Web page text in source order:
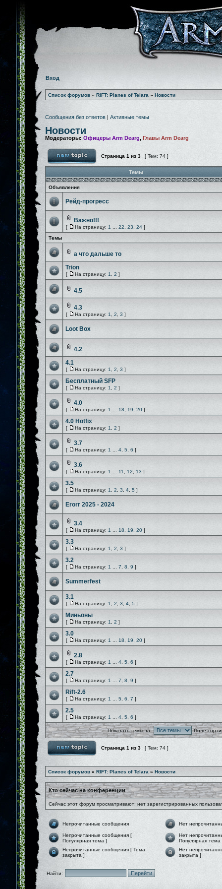
Вход
Список форумов » RIFT: Planes of Telara » Новости
Сообщения без ответов | Активные темы
Новости
Модераторы: Офицеры Arm Dearg, Главы Arm Dearg
Страница 1 из 3 [ Тем: 74 ]
Темы
Объявления
Рейд-прогресс
Важно!!!
[ На страницу: 1 22 23 24 ]
Темы
а что дальше то
Trion
[ На страницу: 1 2 ]
4.5
4.3
[ На страницу: 1 2 3 ]
Loot Box
4.2
4.1
[ На страницу: 1 2 3 ]
Бесплатный SFP
[ На страницу: 1 2 ]
4.0
[ На страницу: 1 18 19 20 ]
4.0 Hotfix
[ На страницу: 1 2 ]
3.7
[ На страницу: 1 4 5 6 ]
3.6
[ На страницу: 1 11 12 13 ]
3.5
[ На страницу: 1 2 3 4 5 ]
Erorr 2025 - 2024
3.4
[ На страницу: 1 18 19 20 ]
3.3
[ На страницу: 1 2 3 ]
3.2
[ На страницу: 1 7 8 9 ]
Summerfest
3.1
[ На страницу: 1 2 3 4 5 ]
Миньоны
[ На страницу: 1 2 ]
3.0
[ На страницу: 1 18 19 20 ]
2.8
[ На страницу: 1 4 5 6 ]
2.7
[ На страницу: 1 7 8 9 ]
Rift-2.6
[ На страницу: 1 5 6 7 ]
2.5
[ На страницу: 1 4 5 6 ]
Показать темы за: Поле
Страница 1 из 3 [ Тем: 74 ]
Список форумов » RIFT: Planes of Telara » Новости
Кто сейчас на конференции
Сейчас этот форум просматривают: нет зарегистрированных
Непрочитанные сообщения Нет
Непрочитанные сообщения [
Популярная тема ]
Нет
Популярная тема
Непрочитанные сообщения [ Тема
закрыта ]
Нет
закрыта ]
Найти: